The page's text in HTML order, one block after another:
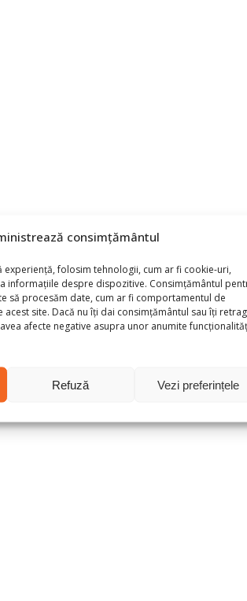
consimțământul
experiență, folosim tehnologii, cum ar fi cookie-uri,
informațiile despre dispozitive. Consimțământul
să procesăm date, cum ar fi comportamentul de
acest site. Dacă nu îți dai consimțământul sau îți
afecte negative asupra unor anumite
Refuză Vezi preferințele